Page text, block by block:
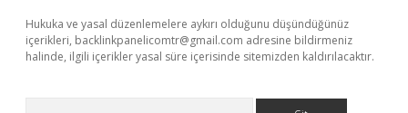
Hukuka ve yasal düzenlemelere aykırı olduğunu düşündüğünüz
içerikleri, backlinkpanelicomtr@gmail.com adresine bildirmeniz
halinde, ilgili içerikler yasal süre içerisinde sitemizden kaldırılacaktır.